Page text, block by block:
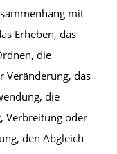
mit
Erheben, das
die
Veränderung, das
die
Verbreitung oder
den Abgleich